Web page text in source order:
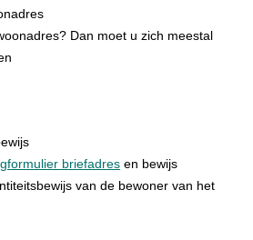
Dan moet u zich meestal
briefadres en bewijs
van de bewoner van het